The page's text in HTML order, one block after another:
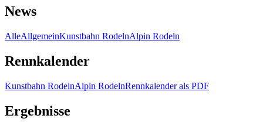
News
AlleAllgemeinKunstbahn RodelnAlpin Rodeln
Rennkalender
Kunstbahn RodelnAlpin RodelnRennkalender als PDF
Ergebnisse